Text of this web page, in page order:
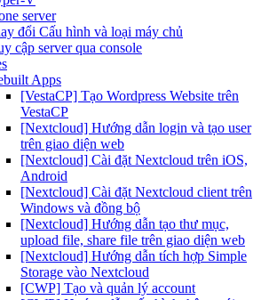
server
đổi Cấu hình và loại máy chủ
cập server qua console
Apps
[VestaCP] Tạo Wordpress Website trên
VestaCP
[Nextcloud] Hướng dẫn login và tạo user
trên giao diện web
[Nextcloud] Cài đặt Nextcloud trên iOS,
Android
[Nextcloud] Cài đặt Nextcloud client trên
Windows và đồng bộ
[Nextcloud] Hướng dẫn tạo thư mục,
upload file, share file trên giao diện web
[Nextcloud] Hướng dẫn tích hợp Simple
Storage vào Nextcloud
[CWP] Tạo và quản lý account